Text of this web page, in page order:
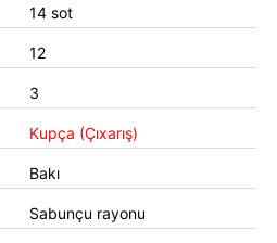
14 sot
12
3
Kupça (Çıxarış)
Bakı
Sabunçu rayonu